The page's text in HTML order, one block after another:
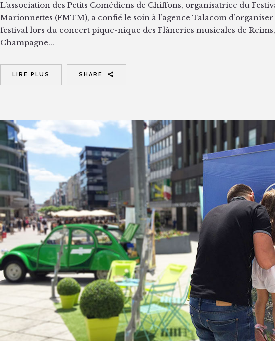
L’association des Petits Comédiens de Chiffons, organisatrice du
Marionnettes (FMTM), a confié le soin à l’agence Talacom
festival lors du concert pique-nique des Flâneries musicales de
Champagne...
LIRE PLUS SHARE